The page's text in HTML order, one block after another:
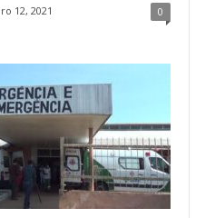
12, 2021 0